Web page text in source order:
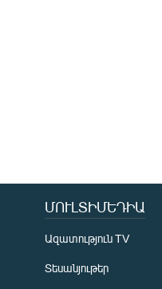
ՄՈՒԼՏԻՄԵԴԻԱ
Ազատություն TV
Տեսանյութեր